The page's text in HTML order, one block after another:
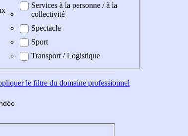
Services à la personne / à la
collectivité
Spectacle
Sport
Transport / Logistique
le filtre du domaine professionnel